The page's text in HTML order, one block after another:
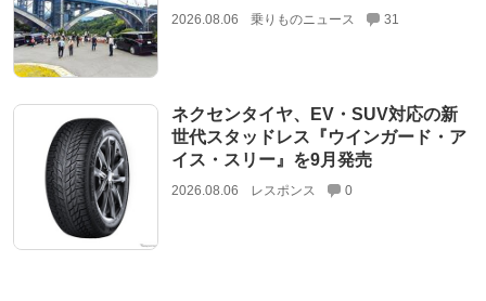
2026.08.06 乗りものニュース 31
ネクセンタイヤ、EV・SUV対応の新
世代スタッドレス『ウインガード・ア
イス・スリー』を9月発売
2026.08.06 レスポンス 0